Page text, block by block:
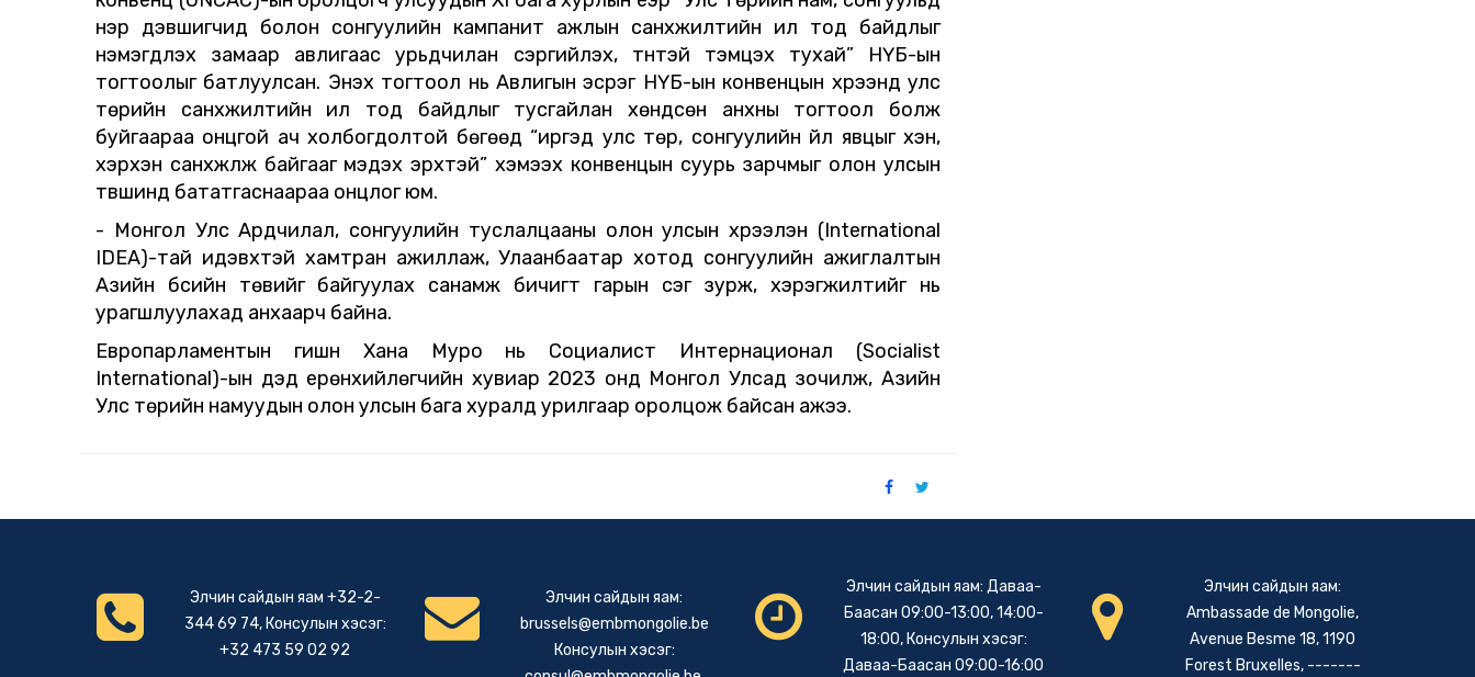
нэр дэвшигчид болон сонгуулийн кампанит ажлын санхүүжилтийн ил тод байдлыг
нэмэгдүүлэх замаар авлигаас урьдчилан сэргийлэх, түүнтэй тэмцэх тухай” НҮБ-ын
тогтоолыг батлуулсан. Энэхүү тогтоол нь Авлигын эсрэг НҮБ-ын конвенцын хүрээнд улс
төрийн санхүүжилтийн ил тод байдлыг тусгайлан хөндсөн анхны тогтоол болж
буйгаараа онцгой ач холбогдолтой бөгөөд “иргэд улс төр, сонгуулийн үйл явцыг хэн,
хэрхэн санхүүжүүлж байгааг мэдэх эрхтэй” хэмээх конвенцын суурь зарчмыг олон улсын
түвшинд бататгаснаараа онцлог юм.
- Монгол Улс Ардчилал, сонгуулийн туслалцааны олон улсын хүрээлэн (International
IDEA)-тай идэвхтэй хамтран ажиллаж, Улаанбаатар хотод сонгуулийн ажиглалтын
Азийн бүсийн төвийг байгуулах санамж бичигт гарын үсэг зурж, хэрэгжилтийг нь
урагшлуулахад анхаарч байна.
Европарламентын гишүүн Хана Муро нь Социалист Интернационал (Socialist
International)-ын дэд ерөнхийлөгчийн хувиар 2023 онд Монгол Улсад зочилж, Азийн
Улс төрийн намуудын олон улсын бага хуралд урилгаар оролцож байсан ажээ.
Элчин сайдын яам +32-2-
344 69 74, Консулын хэсэг:
+32 473 59 02 92
Элчин сайдын яам:
brussels@embmongolie.be
Консулын хэсэг:
Элчин сайдын яам: Даваа-
Баасан 09:00-13:00, 14:00-
18:00, Консулын хэсэг:
Даваа-Баасан 09:00-16:00
Элчин сайдын яам:
Ambassade de Mongolie,
Avenue Besme 18, 1190
Forest Bruxelles, -------